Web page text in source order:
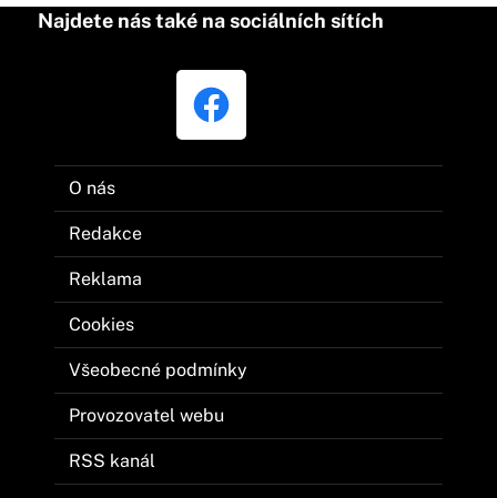
Najdete nás také na sociálních sítích
O nás
Redakce
Reklama
Cookies
Všeobecné podmínky
Provozovatel webu
RSS kanál